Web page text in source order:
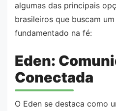
algumas das principais
brasileiros que buscam
fundamentado na fé:
Eden:
Conectada
O Eden se destaca como